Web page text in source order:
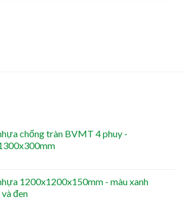
chống tràn BVMT 4 phuy -
1200x1200x150mm - màu xanh
đen